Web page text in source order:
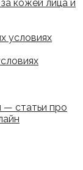
кожей лица и
условиях
статьи про